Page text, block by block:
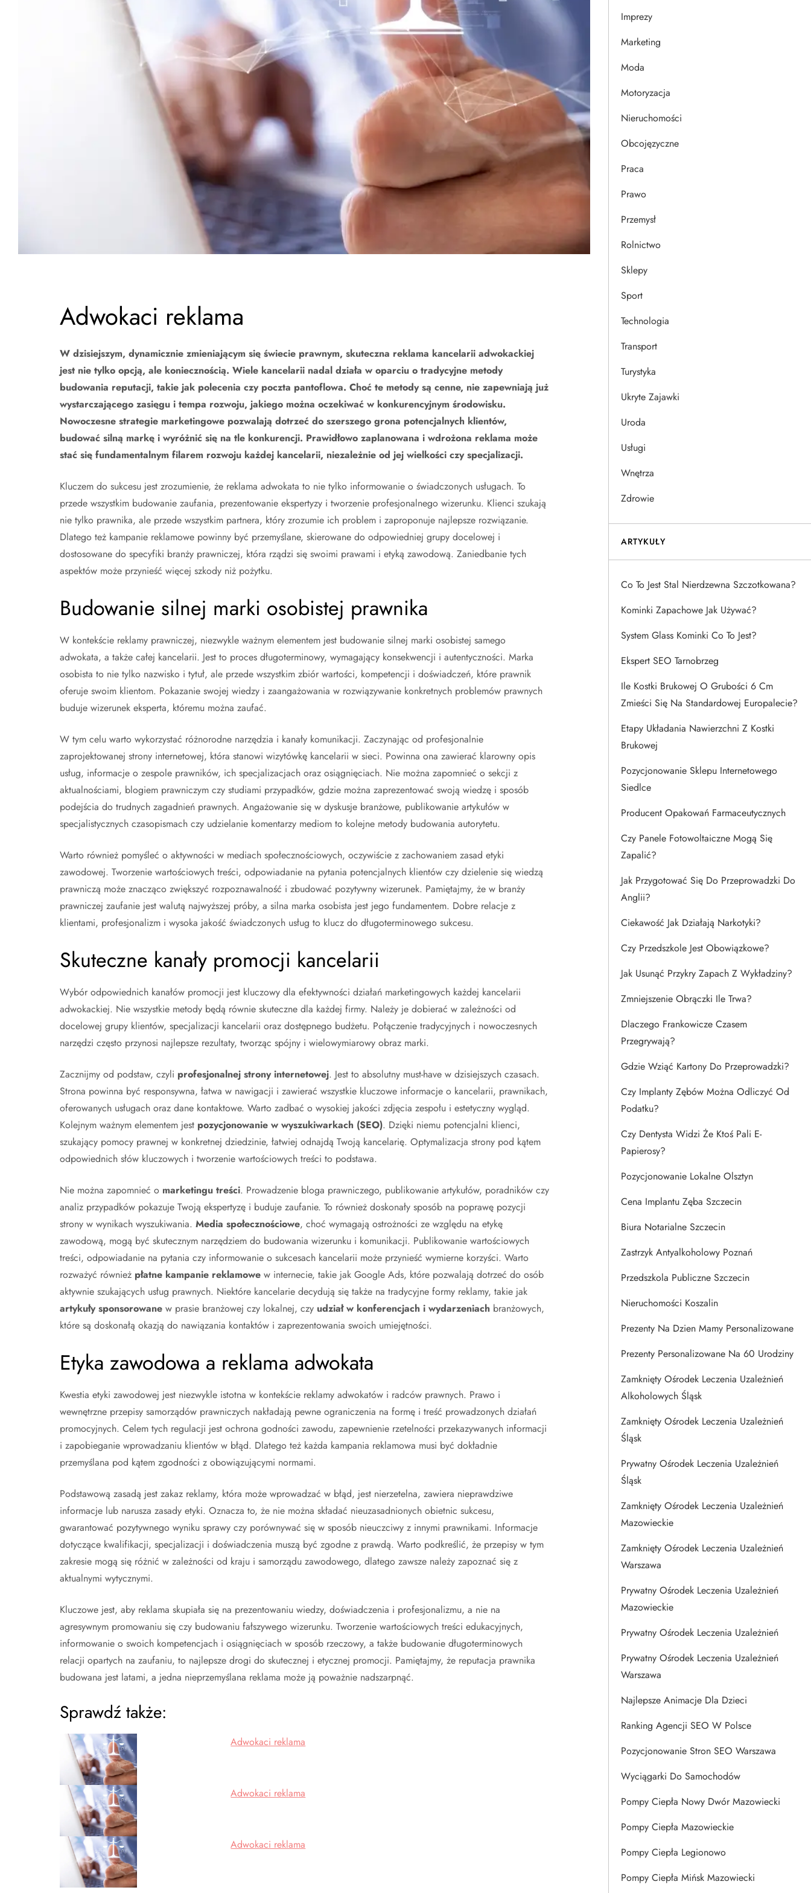
Adwokaci reklama
W dzisiejszym, dynamicznie zmieniającym się świecie prawnym, skuteczna reklama kancelarii adwokackiej
jest nie tylko opcją, ale koniecznością. Wiele kancelarii nadal działa w oparciu o tradycyjne metody
budowania reputacji, takie jak polecenia czy poczta pantoflowa. Choć te metody są cenne, nie zapewniają już
wystarczającego zasięgu i tempa rozwoju, jakiego można oczekiwać w konkurencyjnym środowisku.
Nowoczesne strategie marketingowe pozwalają dotrzeć do szerszego grona potencjalnych klientów,
budować silną markę i wyróżnić się na tle konkurencji. Prawidłowo zaplanowana i wdrożona reklama może
stać się fundamentalnym filarem rozwoju każdej kancelarii, niezależnie od jej wielkości czy specjalizacji.
Kluczem do sukcesu jest zrozumienie, że reklama adwokata to nie tylko informowanie o świadczonych usługach. To
przede wszystkim budowanie zaufania, prezentowanie ekspertyzy i tworzenie profesjonalnego wizerunku. Klienci szukają
nie tylko prawnika, ale przede wszystkim partnera, który zrozumie ich problem i zaproponuje najlepsze rozwiązanie.
Dlatego też kampanie reklamowe powinny być przemyślane, skierowane do odpowiedniej grupy docelowej i
dostosowane do specyfiki branży prawniczej, która rządzi się swoimi prawami i etyką zawodową. Zaniedbanie tych
aspektów może przynieść więcej szkody niż pożytku.
Budowanie silnej marki osobistej prawnika
W kontekście reklamy prawniczej, niezwykle ważnym elementem jest budowanie silnej marki osobistej samego
adwokata, a także całej kancelarii. Jest to proces długoterminowy, wymagający konsekwencji i autentyczności. Marka
osobista to nie tylko nazwisko i tytuł, ale przede wszystkim zbiór wartości, kompetencji i doświadczeń, które prawnik
oferuje swoim klientom. Pokazanie swojej wiedzy i zaangażowania w rozwiązywanie konkretnych problemów prawnych
buduje wizerunek eksperta, któremu można zaufać.
W tym celu warto wykorzystać różnorodne narzędzia i kanały komunikacji. Zaczynając od profesjonalnie
zaprojektowanej strony internetowej, która stanowi wizytówkę kancelarii w sieci. Powinna ona zawierać klarowny opis
usług, informacje o zespole prawników, ich specjalizacjach oraz osiągnięciach. Nie można zapomnieć o sekcji z
aktualnościami, blogiem prawniczym czy studiami przypadków, gdzie można zaprezentować swoją wiedzę i sposób
podejścia do trudnych zagadnień prawnych. Angażowanie się w dyskusje branżowe, publikowanie artykułów w
specjalistycznych czasopismach czy udzielanie komentarzy mediom to kolejne metody budowania autorytetu.
Warto również pomyśleć o aktywności w mediach społecznościowych, oczywiście z zachowaniem zasad etyki
zawodowej. Tworzenie wartościowych treści, odpowiadanie na pytania potencjalnych klientów czy dzielenie się wiedzą
prawniczą może znacząco zwiększyć rozpoznawalność i zbudować pozytywny wizerunek. Pamiętajmy, że w branży
prawniczej zaufanie jest walutą najwyższej próby, a silna marka osobista jest jego fundamentem. Dobre relacje z
klientami, profesjonalizm i wysoka jakość świadczonych usług to klucz do długoterminowego sukcesu.
Skuteczne kanały promocji kancelarii
Wybór odpowiednich kanałów promocji jest kluczowy dla efektywności działań marketingowych każdej kancelarii
adwokackiej. Nie wszystkie metody będą równie skuteczne dla każdej firmy. Należy je dobierać w zależności od
docelowej grupy klientów, specjalizacji kancelarii oraz dostępnego budżetu. Połączenie tradycyjnych i nowoczesnych
narzędzi często przynosi najlepsze rezultaty, tworząc spójny i wielowymiarowy obraz marki.
Zacznijmy od podstaw, czyli profesjonalnej strony internetowej. Jest to absolutny must-have w dzisiejszych czasach.
Strona powinna być responsywna, łatwa w nawigacji i zawierać wszystkie kluczowe informacje o kancelarii, prawnikach,
oferowanych usługach oraz dane kontaktowe. Warto zadbać o wysokiej jakości zdjęcia zespołu i estetyczny wygląd.
Kolejnym ważnym elementem jest pozycjonowanie w wyszukiwarkach (SEO). Dzięki niemu potencjalni klienci,
szukający pomocy prawnej w konkretnej dziedzinie, łatwiej odnajdą Twoją kancelarię. Optymalizacja strony pod kątem
odpowiednich słów kluczowych i tworzenie wartościowych treści to podstawa.
Nie można zapomnieć o marketingu treści. Prowadzenie bloga prawniczego, publikowanie artykułów, poradników czy
analiz przypadków pokazuje Twoją ekspertyzę i buduje zaufanie. To również doskonały sposób na poprawę pozycji
strony w wynikach wyszukiwania. Media społecznościowe, choć wymagają ostrożności ze względu na etykę
zawodową, mogą być skutecznym narzędziem do budowania wizerunku i komunikacji. Publikowanie wartościowych
treści, odpowiadanie na pytania czy informowanie o sukcesach kancelarii może przynieść wymierne korzyści. Warto
rozważyć również płatne kampanie reklamowew internecie, takie jak Google Ads, które pozwalają dotrzeć do osób
aktywnie szukających usług prawnych. Niektóre kancelarie decydują się także na tradycyjne formy reklamy, takie jak
artykuły sponsorowanew prasie branżowej czy lokalnej, czy udział w konferencjach i wydarzeniachbranżowych,
które są doskonałą okazją do nawiązania kontaktów i zaprezentowania swoich umiejętności.
Etyka zawodowa a reklama adwokata
Kwestia etyki zawodowej jest niezwykle istotna w kontekście reklamy adwokatów i radców prawnych. Prawo i
wewnętrzne przepisy samorządów prawniczych nakładają pewne ograniczenia na formę i treść prowadzonych działań
promocyjnych. Celem tych regulacji jest ochrona godności zawodu, zapewnienie rzetelności przekazywanych informacji
i zapobieganie wprowadzaniu klientów w błąd. Dlatego też każda kampania reklamowa musi być dokładnie
przemyślana pod kątem zgodności z obowiązującymi normami.
Podstawową zasadą jest zakaz reklamy, która może wprowadzać w błąd, jest nierzetelna, zawiera nieprawdziwe
informacje lub narusza zasady etyki. Oznacza to, że nie można składać nieuzasadnionych obietnic sukcesu,
gwarantować pozytywnego wyniku sprawy czy porównywać się w sposób nieuczciwy z innymi prawnikami. Informacje
dotyczące kwalifikacji, specjalizacji i doświadczenia muszą być zgodne z prawdą. Warto podkreślić, że przepisy w tym
zakresie mogą się różnić w zależności od kraju i samorządu zawodowego, dlatego zawsze należy zapoznać się z
aktualnymi wytycznymi.
Kluczowe jest, aby reklama skupiała się na prezentowaniu wiedzy, doświadczenia i profesjonalizmu, a nie na
agresywnym promowaniu się czy budowaniu fałszywego wizerunku. Tworzenie wartościowych treści edukacyjnych,
informowanie o swoich kompetencjach i osiągnięciach w sposób rzeczowy, a także budowanie długoterminowych
relacji opartych na zaufaniu, to najlepsze drogi do skutecznej i etycznej promocji. Pamiętajmy, że reputacja prawnika
budowana jest latami, a jedna nieprzemyślana reklama może ją poważnie nadszarpnąć.
Sprawdź także:
Adwokaci reklama
Adwokaci reklama
Adwokaci reklama
Imprezy
Marketing
Moda
Motoryzacja
Nieruchomości
Obcojęzyczne
Praca
Prawo
Przemysł
Rolnictwo
Sklepy
Sport
Technologia
Transport
Turystyka
Ukryte Zajawki
Uroda
Usługi
Wnętrza
Zdrowie
ARTYKUŁY
Co To Jest Stal Nierdzewna Szczotkowana?
Kominki Zapachowe Jak Używać?
System Glass Kominki Co To Jest?
Ekspert SEO Tarnobrzeg
Ile Kostki Brukowej O Grubości 6 Cm
Zmieści Się Na Standardowej Europalecie?
Etapy Układania Nawierzchni Z Kostki
Brukowej
Pozycjonowanie Sklepu Internetowego
Siedlce
Producent Opakowań Farmaceutycznych
Czy Panele Fotowoltaiczne Mogą Się
Zapalić?
Jak Przygotować Się Do Przeprowadzki Do
Anglii?
Ciekawość Jak Działają Narkotyki?
Czy Przedszkole Jest Obowiązkowe?
Jak Usunąć Przykry Zapach Z Wykładziny?
Zmniejszenie Obrączki Ile Trwa?
Dlaczego Frankowicze Czasem
Przegrywają?
Gdzie Wziąć Kartony Do Przeprowadzki?
Czy Implanty Zębów Można Odliczyć Od
Podatku?
Czy Dentysta Widzi Że Ktoś Pali E-
Papierosy?
Pozycjonowanie Lokalne Olsztyn
Cena Implantu Zęba Szczecin
Biura Notarialne Szczecin
Zastrzyk Antyalkoholowy Poznań
Przedszkola Publiczne Szczecin
Nieruchomości Koszalin
Prezenty Na Dzien Mamy Personalizowane
Prezenty Personalizowane Na 60 Urodziny
Zamknięty Ośrodek Leczenia Uzależnień
Alkoholowych Śląsk
Zamknięty Ośrodek Leczenia Uzależnień
Śląsk
Prywatny Ośrodek Leczenia Uzależnień
Śląsk
Zamknięty Ośrodek Leczenia Uzależnień
Mazowieckie
Zamknięty Ośrodek Leczenia Uzależnień
Warszawa
Prywatny Ośrodek Leczenia Uzależnień
Mazowieckie
Prywatny Ośrodek Leczenia Uzależnień
Prywatny Ośrodek Leczenia Uzależnień
Warszawa
Najlepsze Animacje Dla Dzieci
Ranking Agencji SEO W Polsce
Pozycjonowanie Stron SEO Warszawa
Wyciągarki Do Samochodów
Pompy Ciepła Nowy Dwór Mazowiecki
Pompy Ciepła Mazowieckie
Pompy Ciepła Legionowo
Pompy Ciepła Mińsk Mazowiecki